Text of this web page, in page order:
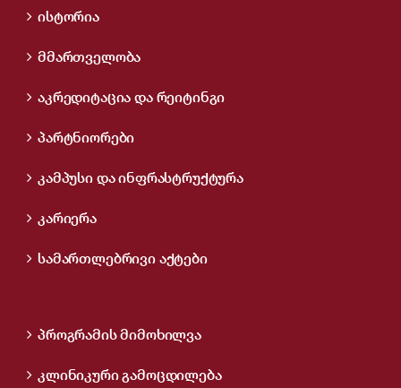
ისტორია
მმართველობა
აკრედიტაცია და რეიტინგი
პარტნიორები
კამპუსი და ინფრასტრუქტურა
კარიერა
სამართლებრივი აქტები
პროგრამის მიმოხილვა
კლინიკური გამოცდილება